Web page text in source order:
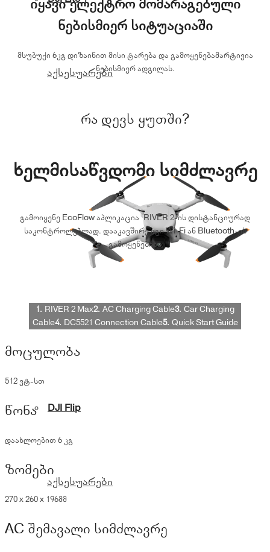
აქსესუარები
DJI Flip
აქსესუარები
იყავი ელექტრო მომარაგებული
ნებისმიერ სიტუაციაში
მსუბუქი 6კგ დიზაინით მისი ტარება და გამოყენებამარტივია
ნებისმიერ ადგილას.
რა დევს ყუთში?
ხელმისაწვდომი სიმძლავრე
გამოიყენე EcoFlow აპლიკაცია RIVER 2-ის დისტანციურად
საკონტროლებლად. დააკავშირე იგი Wi-Fi ან Bluetooth-ის
გამოყენებით.
1. RIVER 2 Max2. AC Charging Cable3. Car Charging
Cable4. DC5521 Connection Cable5. Quick Start Guide
მოცულობა
512 ვტ-სთ
წონა
დაახლოებით 6 კგ
ზომები
270 x 260 x 196მმ
AC შემავალი სიმძლავრე